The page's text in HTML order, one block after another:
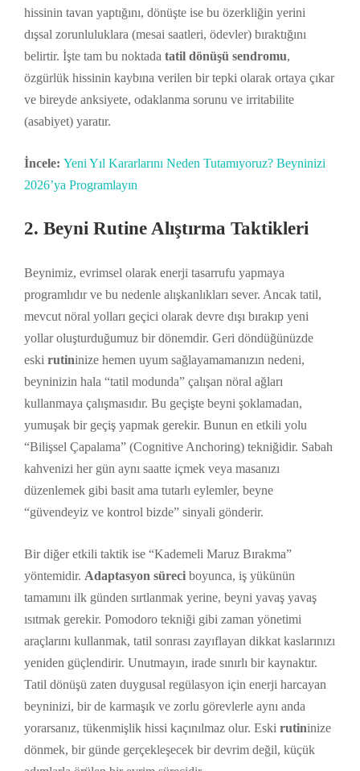
hissinin tavan yaptığını, dönüşte ise bu özerkliğin yerini
dışsal zorunluluklara (mesai saatleri, ödevler) bıraktığını
belirtir. İşte tam bu noktada tatil dönüşü sendromu,
özgürlük hissinin kaybına verilen bir tepki olarak ortaya çıkar
ve bireyde anksiyete, odaklanma sorunu ve irritabilite
(asabiyet) yaratır.
İncele: Yeni Yıl Kararlarını Neden Tutamıyoruz? Beyninizi
2026’ya Programlayın
2. Beyni Rutine Alıştırma Taktikleri
Beynimiz, evrimsel olarak enerji tasarrufu yapmaya
programlıdır ve bu nedenle alışkanlıkları sever. Ancak tatil,
mevcut nöral yolları geçici olarak devre dışı bırakıp yeni
yollar oluşturduğumuz bir dönemdir. Geri döndüğünüzde
eski rutininize hemen uyum sağlayamamanızın nedeni,
beyninizin hala “tatil modunda” çalışan nöral ağları
kullanmaya çalışmasıdır. Bu geçişte beyni şoklamadan,
yumuşak bir geçiş yapmak gerekir. Bunun en etkili yolu
“Bilişsel Çapalama” (Cognitive Anchoring) tekniğidir. Sabah
kahvenizi her gün aynı saatte içmek veya masanızı
düzenlemek gibi basit ama tutarlı eylemler, beyne
“güvendeyiz ve kontrol bizde” sinyali gönderir.
Bir diğer etkili taktik ise “Kademeli Maruz Bırakma”
yöntemidir. Adaptasyon süreci boyunca, iş yükünün
tamamını ilk günden sırtlanmak yerine, beyni yavaş yavaş
ısıtmak gerekir. Pomodoro tekniği gibi zaman yönetimi
araçlarını kullanmak, tatil sonrası zayıflayan dikkat kaslarınızı
yeniden güçlendirir. Unutmayın, irade sınırlı bir kaynaktır.
Tatil dönüşü zaten duygusal regülasyon için enerji harcayan
beyninizi, bir de karmaşık ve zorlu görevlerle aynı anda
yorarsanız, tükenmişlik hissi kaçınılmaz olur. Eski rutininize
dönmek, bir günde gerçekleşecek bir devrim değil, küçük